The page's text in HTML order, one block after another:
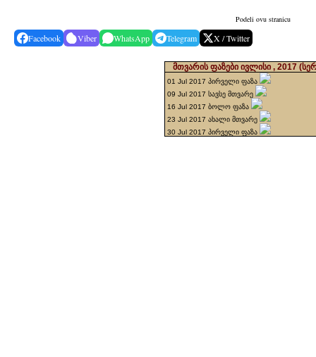
Podeli ovu stranicu
Facebook Viber WhatsApp Telegram X / Twitter
მთვარის ფაზები ივლისი , 2017
01 Jul 2017 პირველი ფაზა
09 Jul 2017 სავსე მთვარე
16 Jul 2017 ბოლო ფაზა
23 Jul 2017 ახალი მთვარე
30 Jul 2017 პირველი ფაზა